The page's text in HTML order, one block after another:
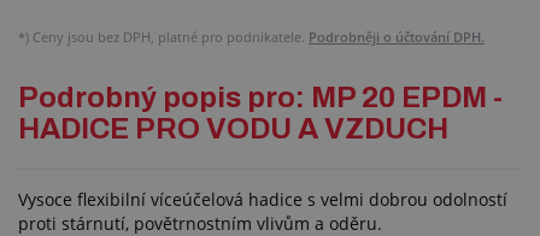
*) Ceny jsou bez DPH, platné pro podnikatele. Podrobněji o účtování DPH.
Podrobný popis pro: MP 20 EPDM -
HADICE PRO VODU A VZDUCH
Vysoce flexibilní víceúčelová hadice s velmi dobrou odolností
proti stárnutí, povětrnostním vlivům a oděru.